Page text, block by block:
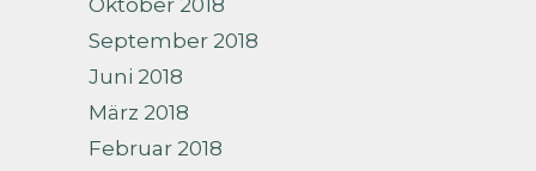
Oktober 2018
September 2018
Juni 2018
März 2018
Februar 2018